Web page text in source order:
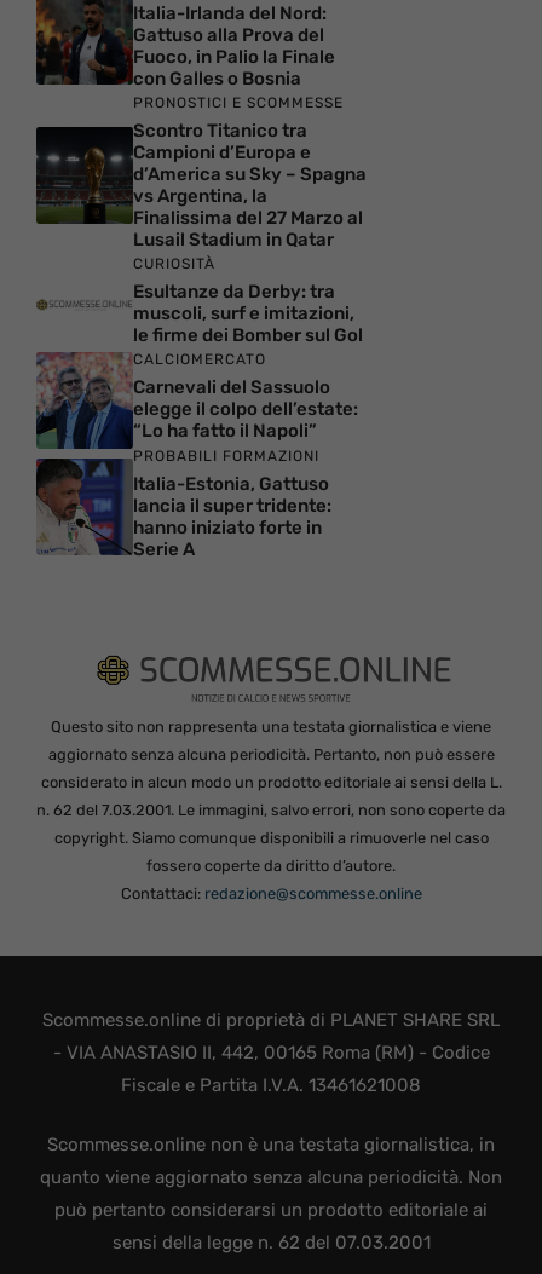
Italia-Irlanda del Nord:
Gattuso alla Prova del
Fuoco, in Palio la Finale
con Galles o Bosnia
PRONOSTICI E SCOMMESSE
Scontro Titanico tra
Campioni d’Europa e
d’America su Sky – Spagna
vs Argentina, la
Finalissima del 27 Marzo al
Lusail Stadium in Qatar
CURIOSITÀ
Esultanze da Derby: tra
muscoli, surf e imitazioni,
le firme dei Bomber sul Gol
CALCIOMERCATO
Carnevali del Sassuolo
elegge il colpo dell’estate:
“Lo ha fatto il Napoli”
PROBABILI FORMAZIONI
Italia-Estonia, Gattuso
lancia il super tridente:
hanno iniziato forte in
Serie A
Questo sito non rappresenta una testata giornalistica e viene
aggiornato senza alcuna periodicità. Pertanto, non può essere
considerato in alcun modo un prodotto editoriale ai sensi della L.
n. 62 del 7.03.2001. Le immagini, salvo errori, non sono coperte da
copyright. Siamo comunque disponibili a rimuoverle nel caso
fossero coperte da diritto d’autore.
Contattaci: redazione@scommesse.online
Scommesse.online di proprietà di PLANET SHARE SRL
- VIA ANASTASIO II, 442, 00165 Roma (RM) - Codice
Fiscale e Partita I.V.A. 13461621008
Scommesse.online non è una testata giornalistica, in
quanto viene aggiornato senza alcuna periodicità. Non
può pertanto considerarsi un prodotto editoriale ai
sensi della legge n. 62 del 07.03.2001